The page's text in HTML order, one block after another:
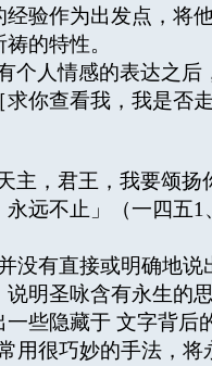
经验作为出发点，将
的特性。
个人情感的表达之
求你查看我，我是否
主，君王，我要颂
远不止」（一四五1
没有直接或明确地说
说明圣咏含有永生的
一些隐藏于 文字背后
用很巧妙的手法，将